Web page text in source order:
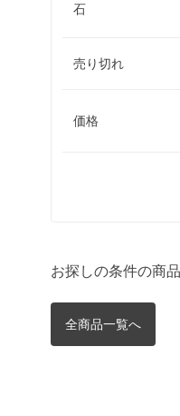
石
売り切れ
価格
お探しの条件の商
全商品一覧へ